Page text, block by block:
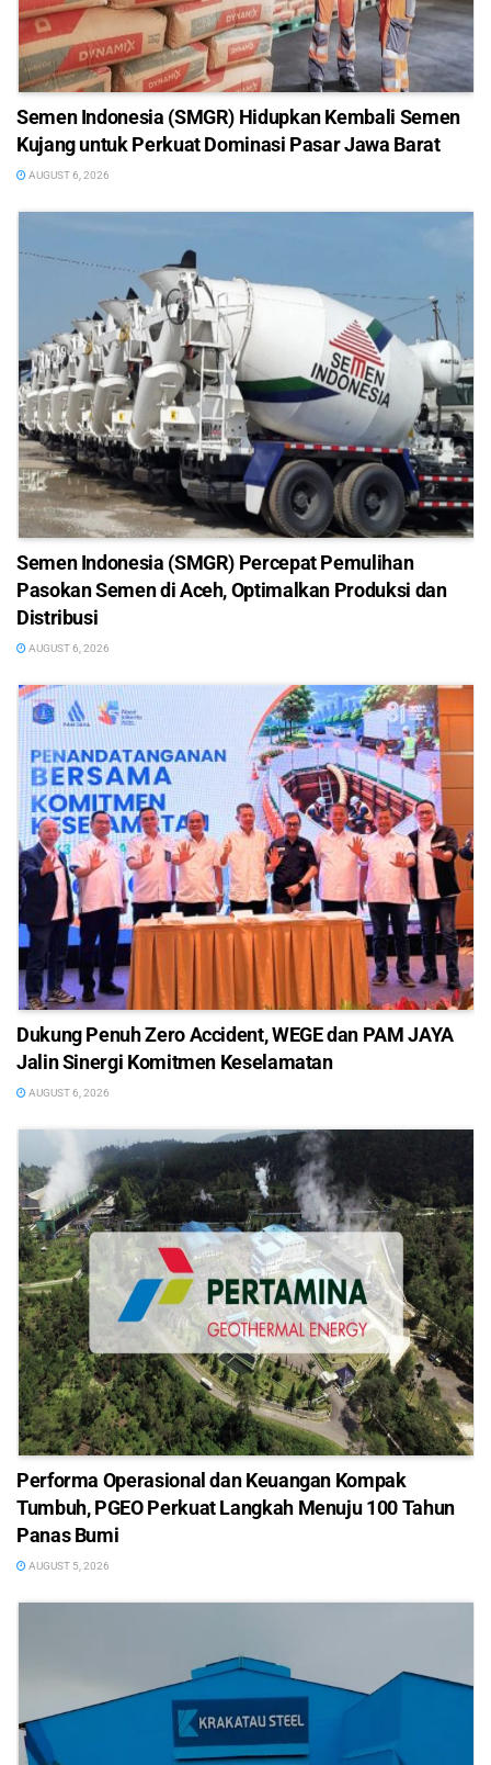
Semen Indonesia (SMGR) Hidupkan Kembali Semen
Kujang untuk Perkuat Dominasi Pasar Jawa Barat
AUGUST 6, 2026
Semen Indonesia (SMGR) Percepat Pemulihan
Pasokan Semen di Aceh, Optimalkan Produksi dan
Distribusi
AUGUST 6, 2026
Dukung Penuh Zero Accident, WEGE dan PAM JAYA
Jalin Sinergi Komitmen Keselamatan
AUGUST 6, 2026
Performa Operasional dan Keuangan Kompak
Tumbuh, PGEO Perkuat Langkah Menuju 100 Tahun
Panas Bumi
AUGUST 5, 2026